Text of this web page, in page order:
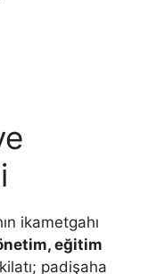
ikametgahı
eğitim
padişaha